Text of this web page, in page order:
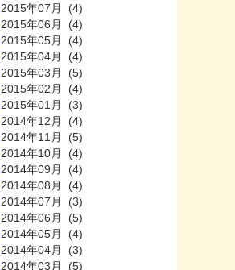
2015年07月 (4)
2015年06月 (4)
2015年05月 (4)
2015年04月 (4)
2015年03月 (5)
2015年02月 (4)
2015年01月 (3)
2014年12月 (4)
2014年11月 (5)
2014年10月 (4)
2014年09月 (4)
2014年08月 (4)
2014年07月 (3)
2014年06月 (5)
2014年05月 (4)
2014年04月 (3)
2014年03月 (5)